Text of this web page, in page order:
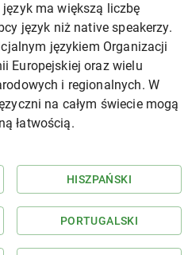
ma większą liczbę
język niż native speakerzy.
językiem Organizacji
Europejskiej oraz wielu
i regionalnych. W
na całym świecie mogą
łatwością.
HISZPAŃSKI
PORTUGALSKI